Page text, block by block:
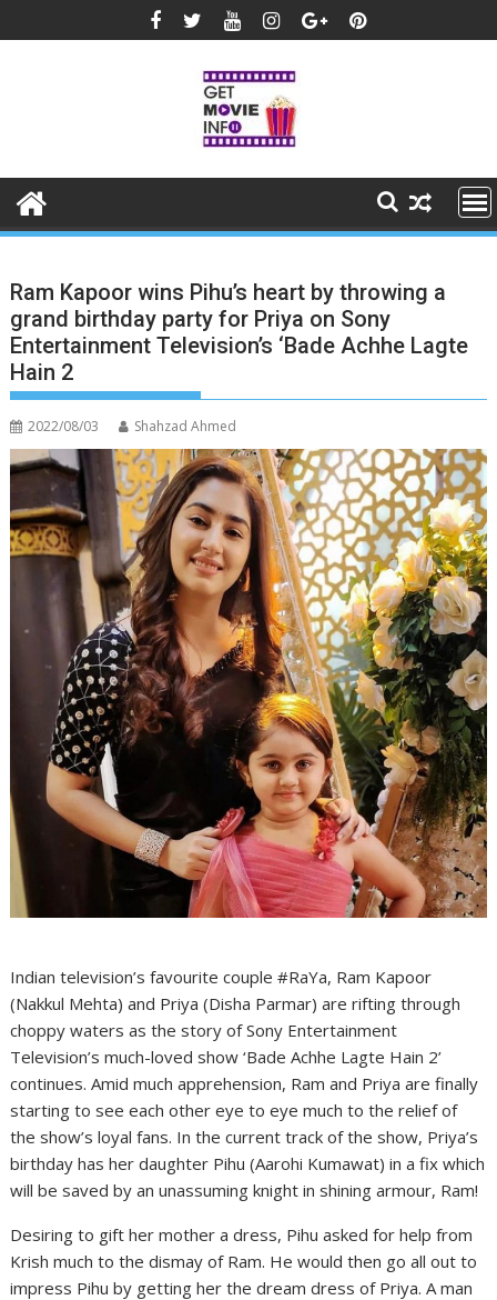
to
Ram Kapoor wins Pihu’s heart by throwing a
grand birthday party for Priya on Sony
Entertainment Television’s ‘Bade Achhe Lagte
Hain 2
2022/08/03 Shahzad Ahmed
Indian television’s favourite couple #RaYa, Ram Kapoor
(Nakkul Mehta) and Priya (Disha Parmar) are rifting through
choppy waters as the story of Sony Entertainment
Television’s much-loved show ‘Bade Achhe Lagte Hain 2’
continues. Amid much apprehension, Ram and Priya are finally
starting to see each other eye to eye much to the relief of
the show’s loyal fans. In the current track of the show, Priya’s
birthday has her daughter Pihu (Aarohi Kumawat) in a fix which
will be saved by an unassuming knight in shining armour, Ram!
Desiring to gift her mother a dress, Pihu asked for help from
Krish much to the dismay of Ram. He would then go all out to
impress Pihu by getting her the dream dress of Priya. A man